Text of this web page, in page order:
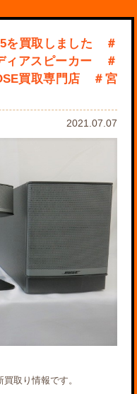
買取しました ＃
ィアスピーカー ＃
買取専門店 ＃宮
2021.07.07
取り情報です。